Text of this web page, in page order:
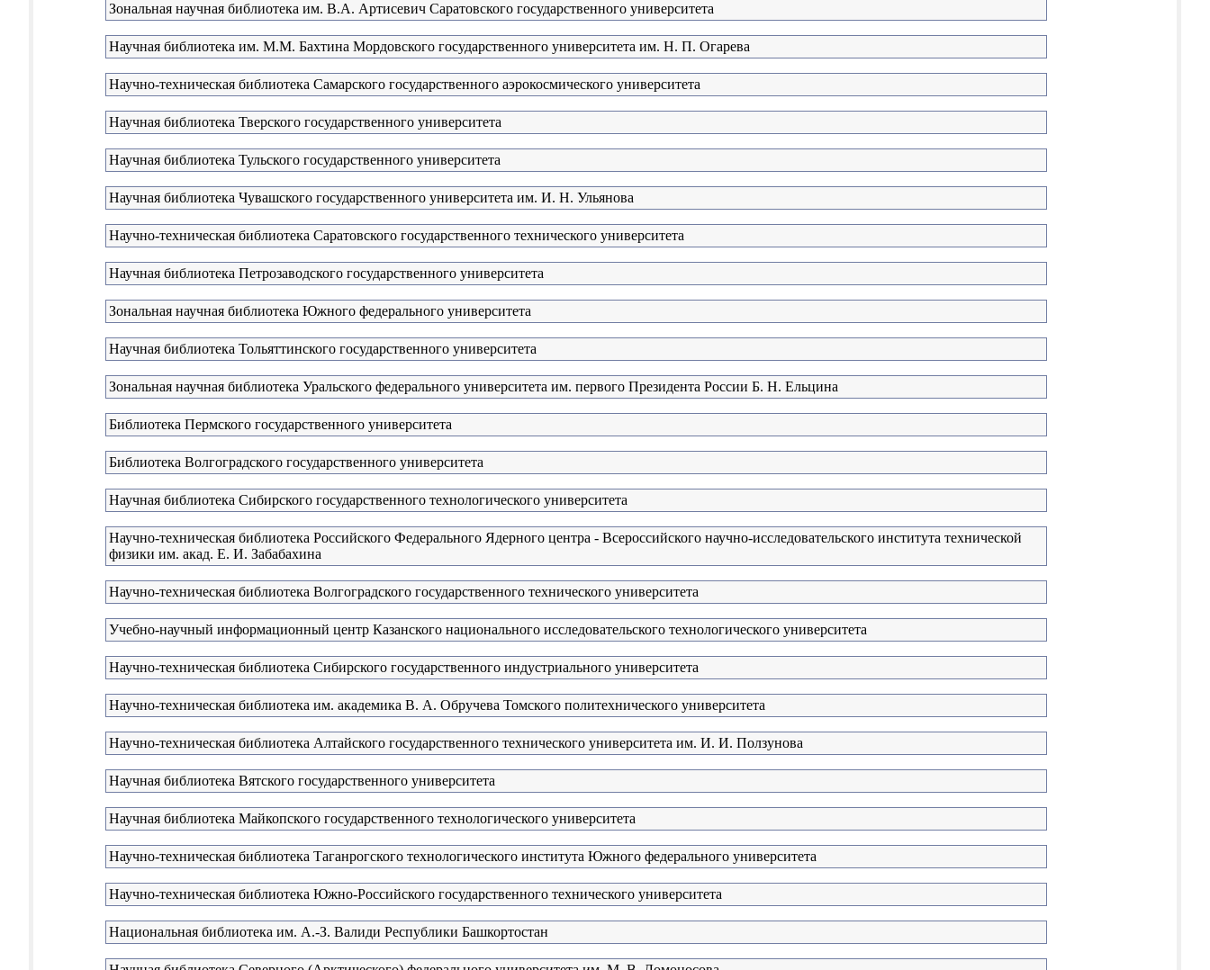
Зональная научная библиотека им. В.А. Артисевич Саратовского государственного университета
Научная библиотека им. М.М. Бахтина Мордовского государственного университета им. Н. П. Огарева
Научно-техническая библиотека Самарского государственного аэрокосмического университета
Научная библиотека Тверского государственного университета
Научная библиотека Тульского государственного университета
Научная библиотека Чувашского государственного университета им. И. Н. Ульянова
Научно-техническая библиотека Саратовского государственного технического университета
Научная библиотека Петрозаводского государственного университета
Зональная научная библиотека Южного федерального университета
Научная библиотека Тольяттинского государственного университета
Зональная научная библиотека Уральского федерального университета им. первого Президента России Б. Н. Ельцина
Библиотека Пермского государственного университета
Библиотека Волгоградского государственного университета
Научная библиотека Сибирского государственного технологического университета
Научно-техническая библиотека Российского Федерального Ядерного центра - Всероссийского научно-исследовательского института технической
физики им. акад. Е. И. Забабахина
Научно-техническая библиотека Волгоградского государственного технического университета
Учебно-научный информационный центр Казанского национального исследовательского технологического университета
Научно-техническая библиотека Сибирского государственного индустриального университета
Научно-техническая библиотека им. академика В. А. Обручева Томского политехнического университета
Научно-техническая библиотека Алтайского государственного технического университета им. И. И. Ползунова
Научная библиотека Вятского государственного университета
Научная библиотека Майкопского государственного технологического университета
Научно-техническая библиотека Таганрогского технологического института Южного федерального университета
Научно-техническая библиотека Южно-Российского государственного технического университета
Национальная библиотека им. А.-З. Валиди Республики Башкортостан